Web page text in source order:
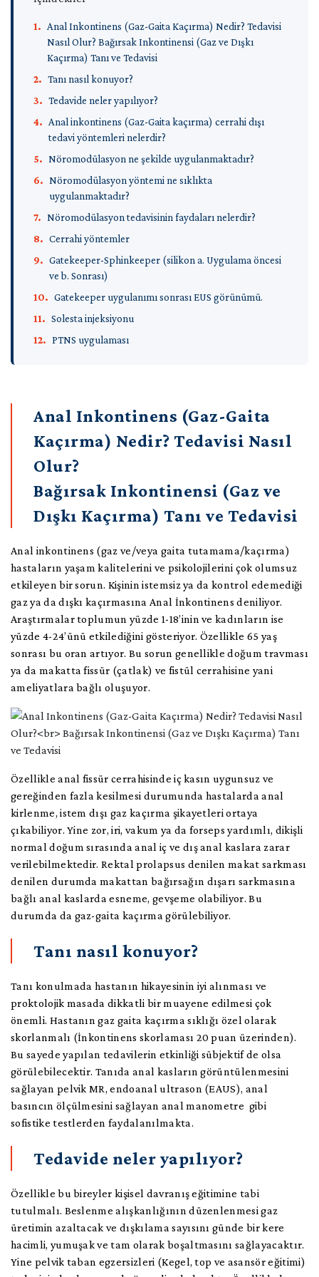
Rektum
Uygulamaları
Dışı
Uygulamaları
Galeri
Blog
Etkinlikler
İletişim
Anal Kirlenme (Soiling Anal)
Anal Kaşıntı (Pruritus Ani)
Genital Siğil (HPV Virüsü)
Kolostomi ve İleostomili
Kolon (Bağırsak) Kanseri
Rektum Kanseri
Kolorektal Cerrahi
Kabızlık
Crohn Hastalığı
Robotik Kolon - Rektum Cerrahisi
Pelvik Taban Tedavileri
Pelvik Taban Cerrahisi
PTNS | Perkütan Tibial Sinir Stimülasyonu | Nöromodülasyon
Hemoroid Band Ligasyonu
Hemoroid Tedavisinde İnfrared Lazer Uygulaması
Anoskopi
Rektal Prolaps
Bağırsak Fıtığı (Rektosel)
Kıl Dönmesi (Pilonidal Sinüs)
Rektovajinal Fistül
Gaz-Gaita Kaçırma (Anal Inkontinens)
Anal Kirlenme (Soiling Anal)
Anal Kaşıntı (Pruritus Ani)
Genital Siğil (HPV Virüsü)
Kolorektal Cerrahi
Kabızlık
Crohn Hastalığı
Robotik Kolon - Rektum Cerrahisi
Biofeedback Uygulaması
Nöromodülasyon
Hemoroid Band Ligasyonu
Hemoroid Tedavisinde İnfrared Lazer Uygulaması
Kristalize Fenol | Kıl Dönmesi Tedavisi
Rektoskopi
Anoskopi
Anal Inkontinens (Gaz-Gaita Kaçırma) Nedir? Tedavisi
Nasıl Olur? Bağırsak Inkontinensi (Gaz ve Dışkı
Kaçırma) Tanı ve Tedavisi
Tanı nasıl konuyor?
Tedavide neler yapılıyor?
Anal inkontinens (Gaz-Gaita kaçırma) cerrahi dışı
tedavi yöntemleri nelerdir?
Nöromodülasyon ne şekilde uygulanmaktadır?
Nöromodülasyon yöntemi ne sıklıkta
uygulanmaktadır?
Nöromodülasyon tedavisinin faydaları nelerdir?
Cerrahi yöntemler
Gatekeeper-Sphinkeeper (silikon a. Uygulama öncesi
ve b. Sonrası)
Gatekeeper uygulanımı sonrası EUS görünümü.
Solesta injeksiyonu
PTNS uygulaması
Anal Inkontinens (Gaz-Gaita
Kaçırma) Nedir? Tedavisi Nasıl
Olur?
Bağırsak Inkontinensi (Gaz ve
Dışkı Kaçırma) Tanı ve Tedavisi
Anal inkontinens (gaz ve/veya gaita tutamama/kaçırma)
hastaların yaşam kalitelerini ve psikolojilerini çok olumsuz
etkileyen bir sorun. Kişinin istemsiz ya da kontrol edemediği
gaz ya da dışkı kaçırmasına Anal İnkontinens deniliyor.
Araştırmalar toplumun yüzde 1-18’inin ve kadınların ise
yüzde 4-24’ünü etkilediğini gösteriyor. Özellikle 65 yaş
sonrası bu oran artıyor. Bu sorun genellikle doğum travması
ya da makatta fissür (çatlak) ve fistül cerrahisine yani
ameliyatlara bağlı oluşuyor.
Özellikle anal fissür cerrahisinde iç kasın uygunsuz ve
gereğinden fazla kesilmesi durumunda hastalarda anal
kirlenme, istem dışı gaz kaçırma şikayetleri ortaya
çıkabiliyor. Yine zor, iri, vakum ya da forseps yardımlı, dikişli
normal doğum sırasında anal iç ve dış anal kaslara zarar
verilebilmektedir. Rektal prolapsus denilen makat sarkması
denilen durumda makattan bağırsağın dışarı sarkmasına
bağlı anal kaslarda esneme, gevşeme olabiliyor. Bu
durumda da gaz-gaita kaçırma görülebiliyor.
Tanı nasıl konuyor?
Tanı konulmada hastanın hikayesinin iyi alınması ve
proktolojik masada dikkatli bir muayene edilmesi çok
önemli. Hastanın gaz gaita kaçırma sıklığı özel olarak
skorlanmalı (İnkontinens skorlaması 20 puan üzerinden).
Bu sayede yapılan tedavilerin etkinliği sübjektif de olsa
görülebilecektir. Tanıda anal kasların görüntülenmesini
sağlayan pelvik MR, endoanal ultrason (EAUS), anal
basıncın ölçülmesini sağlayan anal manometre gibi
sofistike testlerden faydalanılmakta.
Tedavide neler yapılıyor?
Özellikle bu bireyler kişisel davranış eğitimine tabi
tutulmalı. Beslenme alışkanlığının düzenlenmesi gaz
üretimin azaltacak ve dışkılama sayısını günde bir kere
hacimli, yumuşak ve tam olarak boşaltmasını sağlayacaktır.
Yine pelvik taban egzersizleri (Kegel, top ve asansör eğitimi)